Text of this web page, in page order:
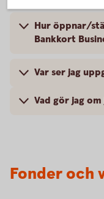
Hur öppnar/
Bankkort
Var ser jag
Vad gör jag
Fonder och